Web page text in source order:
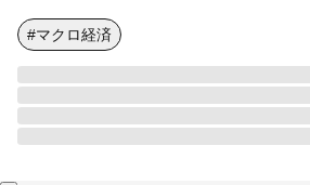
#マクロ経済